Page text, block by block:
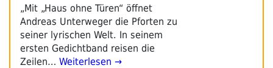
„Mit „Haus ohne Türen“ öffnet
Andreas Unterweger die Pforten zu
seiner lyrischen Welt. In seinem
ersten Gedichtband reisen die
Zeilen… Weiterlesen →